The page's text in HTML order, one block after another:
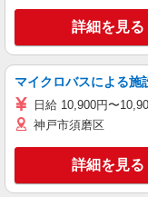
詳細を見る
マイクロバスによる施
日給 10,900円〜
神戸市須磨区
詳細を見る